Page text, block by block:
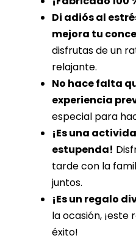
Di adiós al
mejora tu
disfrutas de un
relajante.
No hace falta
experiencia
especial para
¡Es una
estupenda!
tarde con la
juntos.
¡Es un regalo
la ocasión, ¡este
éxito!